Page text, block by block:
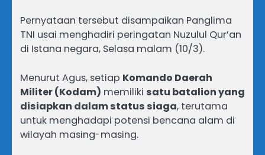
Pernyataan tersebut disampaikan Panglima
TNI usai menghadiri peringatan Nuzulul Qur’an
di Istana negara, Selasa malam (10/3).
Menurut Agus, setiap Komando Daerah
Militer (Kodam) memiliki satu batalion yang
disiapkan dalam status siaga, terutama
untuk menghadapi potensi bencana alam di
wilayah masing-masing.